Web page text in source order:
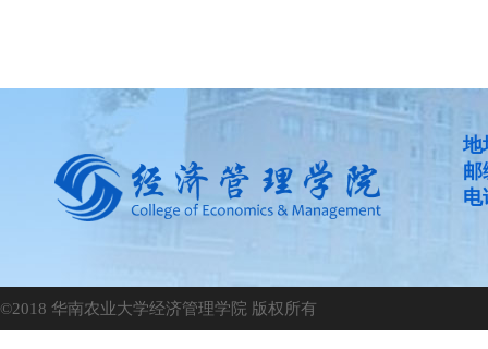
地
邮
电
©2018 华南农业大学经济管理学院 版权所有